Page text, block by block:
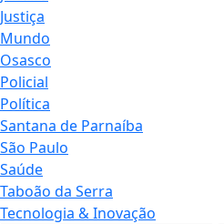
Justiça
Mundo
Osasco
Policial
Política
Santana de Parnaíba
São Paulo
Saúde
Taboão da Serra
Tecnologia & Inovação